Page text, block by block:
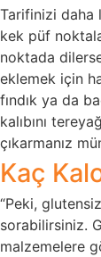
Tarifinizi daha
kek püf
noktada
eklemek için
fındık ya da
kalıbını
çıkarmanız
Kaç
“Peki,
sorabilirsiniz.
malzemelere